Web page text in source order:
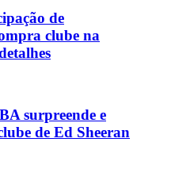
de
clube na
surpreende e
de Ed Sheeran